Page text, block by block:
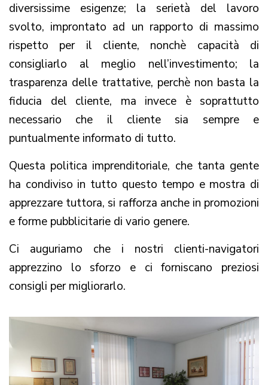
diversissime esigenze; la serietà del lavoro
svolto, improntato ad un rapporto di massimo
rispetto per il cliente, nonchè capacità di
consigliarlo al meglio nell’investimento; la
trasparenza delle trattative, perchè non basta la
fiducia del cliente, ma invece è soprattutto
necessario che il cliente sia sempre e
puntualmente informato di tutto.
Questa politica imprenditoriale, che tanta gente
ha condiviso in tutto questo tempo e mostra di
apprezzare tuttora, si rafforza anche in promozioni
e forme pubblicitarie di vario genere.
Ci auguriamo che i nostri clienti-navigatori
apprezzino lo sforzo e ci forniscano preziosi
consigli per migliorarlo.